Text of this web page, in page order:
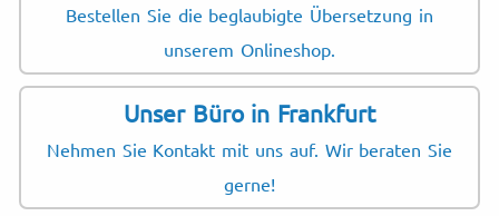
Bestellen Sie die beglaubigte Übersetzung in
unserem Onlineshop.
Unser Büro in Frankfurt
Nehmen Sie Kontakt mit uns auf. Wir beraten Sie
gerne!